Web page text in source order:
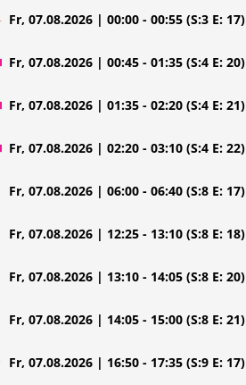
Fr, 07.08.2026 | 00:00 - 00:55 (S:3 E: 17)
Fr, 07.08.2026 | 00:45 - 01:35 (S:4 E: 20)
Fr, 07.08.2026 | 01:35 - 02:20 (S:4 E: 21)
Fr, 07.08.2026 | 02:20 - 03:10 (S:4 E: 22)
Fr, 07.08.2026 | 06:00 - 06:40 (S:8 E: 17)
Fr, 07.08.2026 | 12:25 - 13:10 (S:8 E: 18)
Fr, 07.08.2026 | 13:10 - 14:05 (S:8 E: 20)
Fr, 07.08.2026 | 14:05 - 15:00 (S:8 E: 21)
Fr, 07.08.2026 | 16:50 - 17:35 (S:9 E: 17)